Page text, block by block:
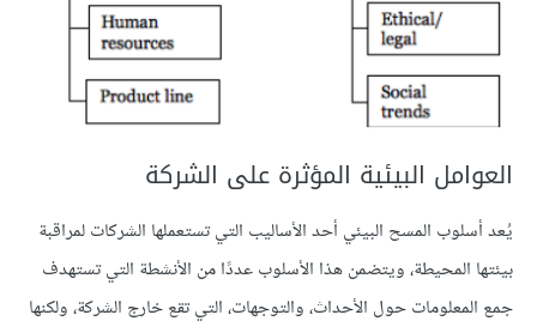
العوامل البيئية المؤثرة على الشركة
يُعد أسلوب المسح البيئي أحد الأساليب التي تستعملها الشركات لمراقبة
بيئتها المحيطة، ويتضمن هذا الأسلوب عددًا من الأنشطة التي تستهدف
جمع المعلومات حول الأحداث، والتوجهات، التي تقع خارج الشركة، ولكنها